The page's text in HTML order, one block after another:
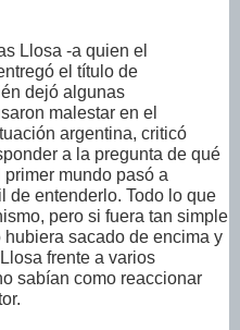
Llosa -a quien el
el título de
dejó algunas
malestar en el
argentina, criticó
a la pregunta de qué
mundo pasó a
de entenderlo. Todo lo que
pero si fuera tan simple
sacado de encima y
frente a varios
sabían como reaccionar